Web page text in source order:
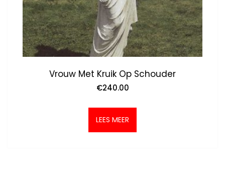
Vrouw Met Kruik Op Schouder
€240.00
LEES MEER